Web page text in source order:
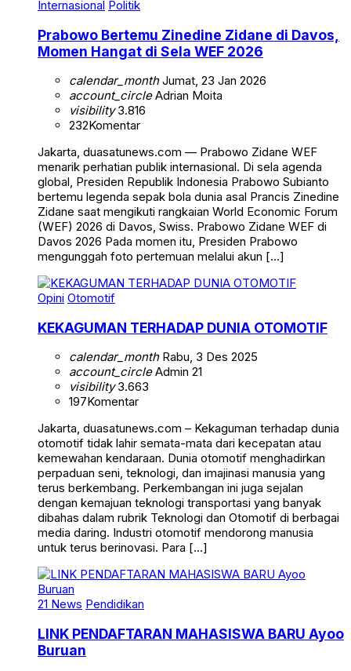
Internasional Politik
Prabowo Bertemu Zinedine Zidane di Davos,
Momen Hangat di Sela WEF 2026
calendar_monthJumat, 23 Jan 2026
account_circleAdrian Moita
visibility3.816
232Komentar
Jakarta, duasatunews.com — Prabowo Zidane WEF
menarik perhatian publik internasional. Di sela agenda
global, Presiden Republik Indonesia Prabowo Subianto
bertemu legenda sepak bola dunia asal Prancis Zinedine
Zidane saat mengikuti rangkaian World Economic Forum
(WEF) 2026 di Davos, Swiss. Prabowo Zidane WEF di
Davos 2026 Pada momen itu, Presiden Prabowo
mengunggah foto pertemuan melalui akun […]
Opini Otomotif
KEKAGUMAN TERHADAP DUNIA OTOMOTIF
calendar_monthRabu, 3 Des 2025
account_circleAdmin 21
visibility3.663
197Komentar
Jakarta, duasatunews.com – Kekaguman terhadap dunia
otomotif tidak lahir semata-mata dari kecepatan atau
kemewahan kendaraan. Dunia otomotif menghadirkan
perpaduan seni, teknologi, dan imajinasi manusia yang
terus berkembang. Perkembangan ini juga sejalan
dengan kemajuan teknologi transportasi yang banyak
dibahas dalam rubrik Teknologi dan Otomotif di berbagai
media daring. Industri otomotif mendorong manusia
untuk terus berinovasi. Para […]
21 News Pendidikan
LINK PENDAFTARAN MAHASISWA BARU Ayoo
Buruan